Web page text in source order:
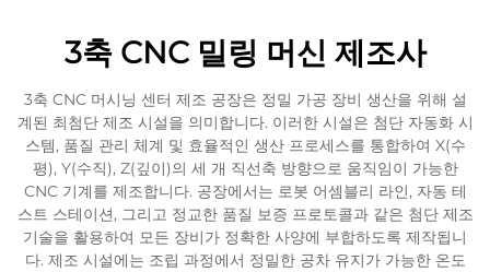
3축 CNC 밀링 머신 제조사
3축 CNC 머시닝 센터 제조 공장은 정밀 가공 장비 생산을 위해 설
계된 최첨단 제조 시설을 의미합니다. 이러한 시설은 첨단 자동화 시
스템, 품질 관리 체계 및 효율적인 생산 프로세스를 통합하여 X(수
평), Y(수직), Z(깊이)의 세 개 직선축 방향으로 움직임이 가능한
CNC 기계를 제조합니다. 공장에서는 로봇 어셈블리 라인, 자동 테
스트 스테이션, 그리고 정교한 품질 보증 프로토콜과 같은 첨단 제조
기술을 활용하여 모든 장비가 정확한 사양에 부합하도록 제작됩니
다. 제조 시설에는 조립 과정에서 정밀한 공차 유지가 가능한 온도